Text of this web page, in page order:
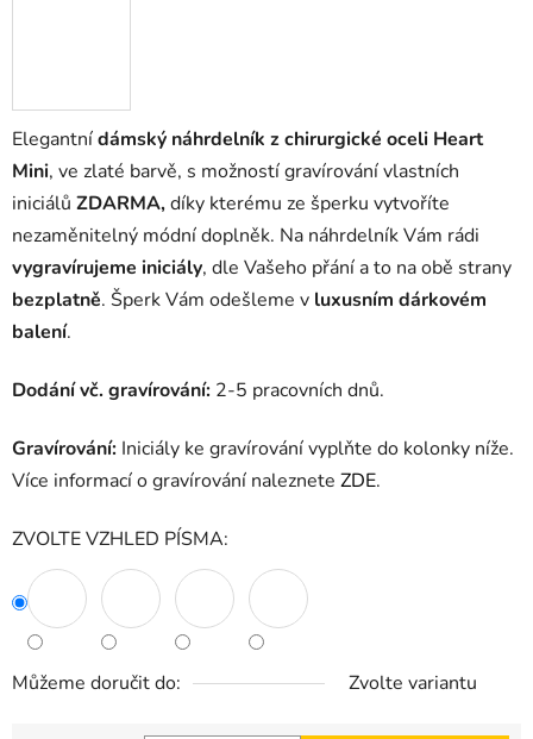
Elegantnídámský náhrdelník z chirurgické oceli Heart
Mini, ve zlaté barvě, s možností gravírování vlastních
iniciálů ZDARMA,díky kterému ze šperku vytvoříte
nezaměnitelný módní doplněk. Na náhrdelník Vám rádi
vygravírujeme iniciály, dle Vašeho přání a to na obě strany
bezplatně. Šperk Vám odešleme v luxusním dárkovém
balení.
Dodání vč. gravírování: 2-5 pracovních dnů.
Gravírování: Iniciály ke gravírování vyplňte do kolonky níže.
Více informací o gravírování naleznete ZDE.
ZVOLTE VZHLED PÍSMA:
Můžeme doručit do: Zvolte variantu